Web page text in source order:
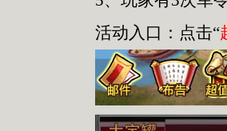
活动入口：点击“